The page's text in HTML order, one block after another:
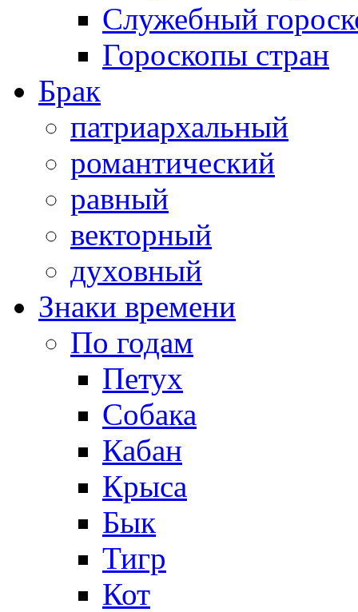
Служебный
Гороскопы стран
Брак
патриархальный
романтический
равный
векторный
духовный
Знаки времени
По годам
Петух
Собака
Кабан
Крыса
Бык
Тигр
Кот